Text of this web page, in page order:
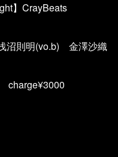
】CrayBeats
沼則明(vo.b) 金澤沙織